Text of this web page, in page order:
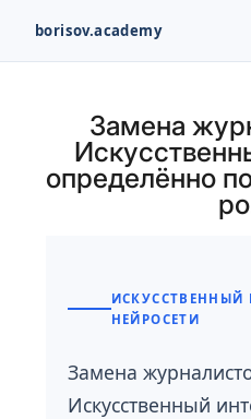
borisov.academy
содержимомуЗамена
определённо
ИСКУССТВЕННЫЙ
НЕЙРОСЕТИ
Замена
Искусственный